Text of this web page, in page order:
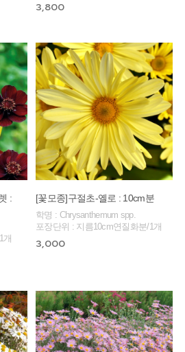
3,800
:
개
[꽃모종]구절초-옐로 : 10cm분
학명 : Chrysanthemum spp.
포장단위 : 지름10cm연질화분/1개
3,000